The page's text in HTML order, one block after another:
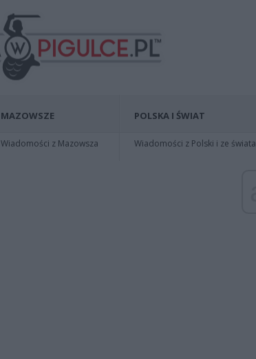
MAZOWSZE
Wiadomości z Mazowsza
POLSKA I ŚWIAT
Wiadomości z Polski i ze świata